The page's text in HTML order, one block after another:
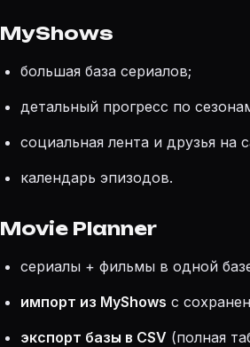
MyShows
большая база сериалов;
детальный прогресс по
социальная лента и друзья на
календарь эпизодов.
Movie Planner
сериалы + фильмы в одной
импорт из MyShows с
экспорт базы в CSV (полная